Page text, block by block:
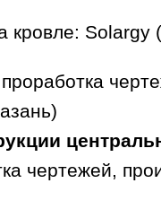
кровле: Solargy
чертежей,